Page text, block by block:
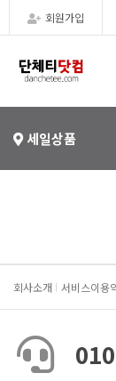
회원가입
세일상품
회사소개 서비스이용